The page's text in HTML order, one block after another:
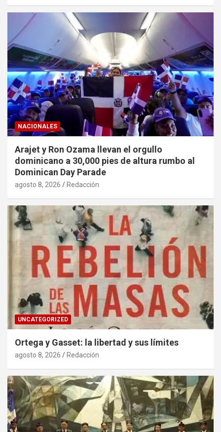
NACIONALES
Arajet y Ron Ozama llevan el orgullo
dominicano a 30,000 pies de altura rumbo al
Dominican Day Parade
agosto 8, 2026 Redacción
UNCATEGORIZED
Ortega y Gasset: la libertad y sus límites
agosto 8, 2026 Redacción